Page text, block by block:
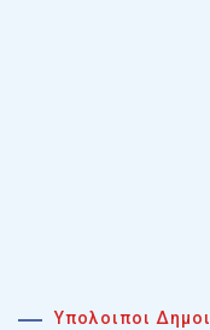
Υπολοιποι Δημοι